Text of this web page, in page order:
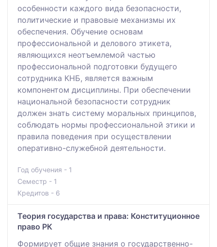
особенности каждого вида безопасности,
политические и правовые механизмы их
обеспечения. Обучение основам
профессиональной и делового этикета,
являющихся неотъемлемой частью
профессиональной подготовки будущего
сотрудника КНБ, является важным
компонентом дисциплины. При обеспечении
национальной безопасности сотрудник
должен знать систему моральных принципов,
соблюдать нормы профессиональной этики и
правила поведения при осуществлении
оперативно-служебной деятельности.
Год обучения - 1
Семестр - 1
Кредитов - 6
Теория государства и права: Конституционное
право РК
Формирует общие знания о государственно-